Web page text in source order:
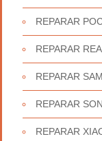
REPARAR
REPARAR
REPARAR
REPARAR
REPARAR